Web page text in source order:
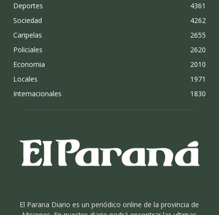
Deportes
4361
Sociedad
4262
Caripelas
2655
Policiales
2620
Economia
2010
Locales
1971
Internacionales
1830
El Parana Diario es un periódico online de la provincia de